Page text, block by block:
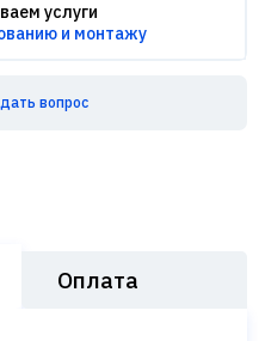
услуги
и монтажу
вопрос
Оплата